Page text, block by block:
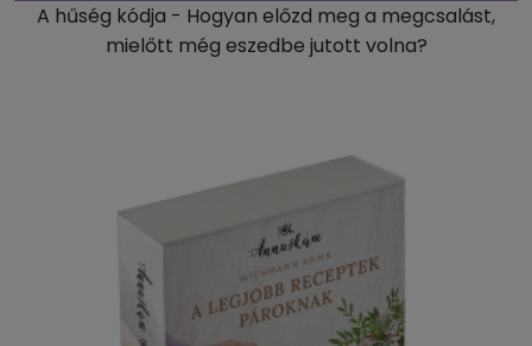
A hűség kódja - Hogyan előzd meg a megcsalást,
mielőtt még eszedbe jutott volna?